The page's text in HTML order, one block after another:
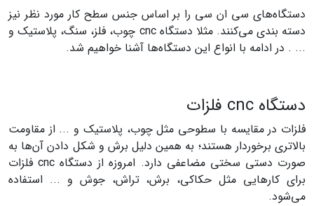
دستگاه‌های سی ان سی را بر اساس جنس سطح کار مورد نظر نیز
دسته بندی می‌کنند. مثلا دستگاه cnc چوب، فلز، سنگ، پلاستیک و
... . در ادامه با انواع این دستگاه‌ها آشنا خواهیم شد.
دستگاه cnc فلزات
فلزات در مقایسه با سطوحی مثل چوب، پلاستیک و ... از مقاومت
بالاتری برخوردار هستند؛ به همین دلیل برش و شکل دادن آن‌ها به
صورت دستی سختی مضاعفی دارد. امروزه از دستگاه cnc فلزات
برای کارهایی مثل حکاکی، برش، تراش، جوش و ... استفاده
می‌شود.